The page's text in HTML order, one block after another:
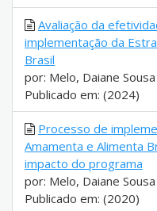
Avaliação da
implementação da
Brasil
por: Melo, Daiane Sousa
Publicado em: (2024)
Processo de
Amamenta e Alimenta
impacto do programa
por: Melo, Daiane Sousa
Publicado em: (2020)